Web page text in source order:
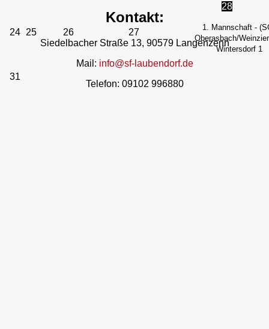
24 25 26 27
28
1. Mannschaft -
Oberasbach/
Wintersdorf 1
31
Kontakt:
Siedelbacher Straße 13, 90579 Langenzenn
Mail: info@sf-laubendorf.de
Telefon: 09102 996880